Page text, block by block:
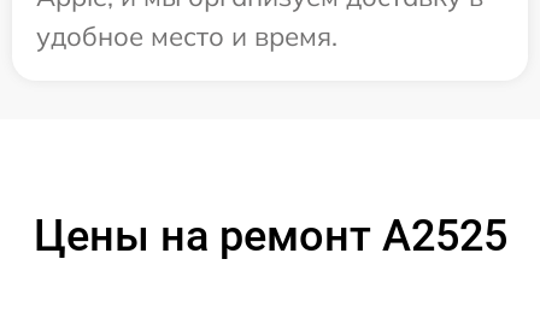
удобное место и время.
Цены на ремонт А2525